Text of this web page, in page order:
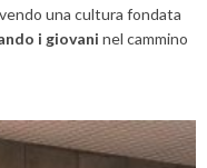
una cultura fondata
i giovani nel cammino